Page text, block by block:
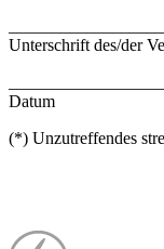
Unterschrift des/der
Datum
(*) Unzutreffendes